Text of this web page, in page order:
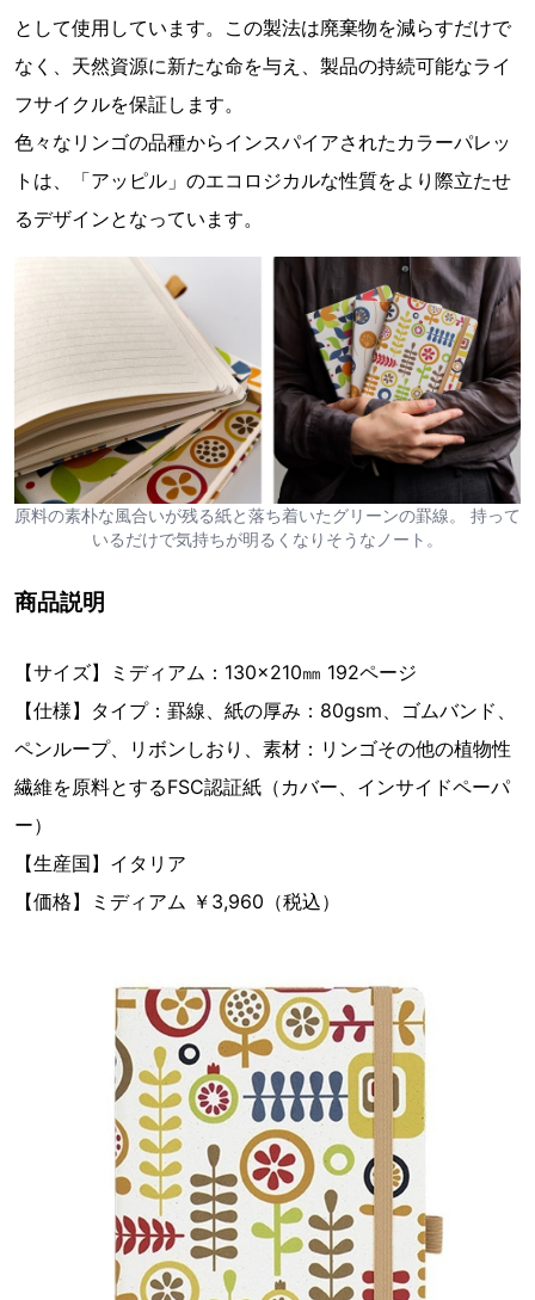
として使用しています。この製法は廃棄物を減らすだけで
なく、天然資源に新たな命を与え、製品の持続可能なライ
フサイクルを保証します。
色々なリンゴの品種からインスパイアされたカラーパレッ
トは、「アッピル」のエコロジカルな性質をより際立たせ
るデザインとなっています。
原料の素朴な風合いが残る紙と落ち着いたグリーンの罫線。 持って
いるだけで気持ちが明るくなりそうなノート。
商品説明
【サイズ】ミディアム：130×210㎜ 192ページ
【仕様】タイプ：罫線、紙の厚み：80gsm、ゴムバンド、
ペンループ、リボンしおり、素材：リンゴその他の植物性
繊維を原料とするFSC認証紙（カバー、インサイドペーパ
ー）
【生産国】イタリア
【価格】ミディアム ￥3,960（税込）